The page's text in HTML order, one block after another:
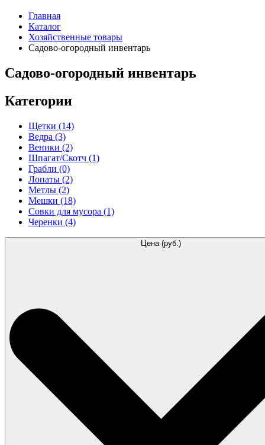
Главная
Каталог
Хозяйственные товары
Садово-огородный инвентарь
Садово-огородный инвентарь
Категории
Щетки (14)
Ведра (3)
Веники (2)
Шпагат/Скотч (1)
Грабли (0)
Лопаты (2)
Метлы (2)
Мешки (18)
Совки для мусора (1)
Черенки (4)
Цена (руб.)